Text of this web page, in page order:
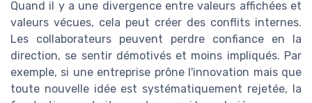
Quand il y a une divergence entre valeurs affichées et
valeurs vécues, cela peut créer des conflits internes.
Les collaborateurs peuvent perdre confiance en la
direction, se sentir démotivés et moins impliqués. Par
exemple, si une entreprise prône l'innovation mais que
toute nouvelle idée est systématiquement rejetée, la